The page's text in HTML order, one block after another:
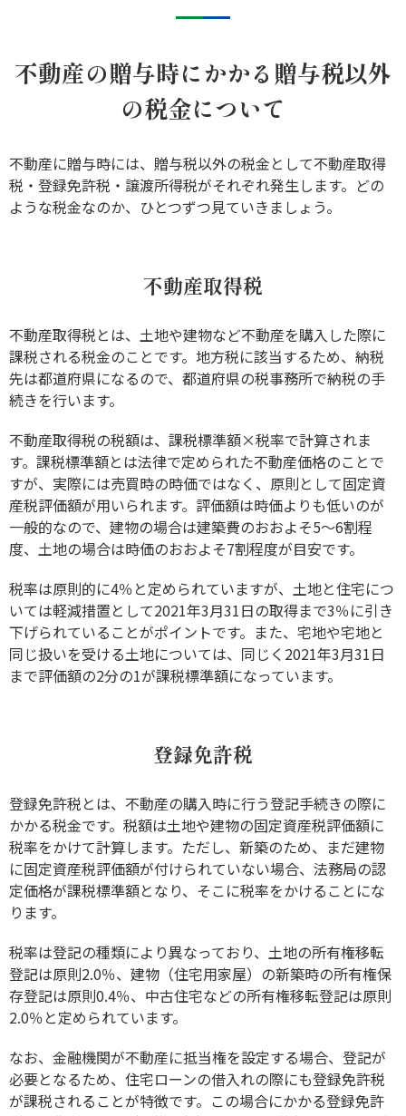
不動産の贈与時にかかる贈与税以外
の税金について
不動産に贈与時には、贈与税以外の税金として不動産取得
税・登録免許税・譲渡所得税がそれぞれ発生します。どの
ような税金なのか、ひとつずつ見ていきましょう。
不動産取得税
不動産取得税とは、土地や建物など不動産を購入した際に
課税される税金のことです。地方税に該当するため、納税
先は都道府県になるので、都道府県の税事務所で納税の手
続きを行います。
不動産取得税の税額は、課税標準額×税率で計算されま
す。課税標準額とは法律で定められた不動産価格のことで
すが、実際には売買時の時価ではなく、原則として固定資
産税評価額が用いられます。評価額は時価よりも低いのが
一般的なので、建物の場合は建築費のおおよそ5～6割程
度、土地の場合は時価のおおよそ7割程度が目安です。
税率は原則的に4％と定められていますが、土地と住宅につ
いては軽減措置として2021年3月31日の取得まで3％に引き
下げられていることがポイントです。また、宅地や宅地と
同じ扱いを受ける土地については、同じく2021年3月31日
まで評価額の2分の1が課税標準額になっています。
登録免許税
登録免許税とは、不動産の購入時に行う登記手続きの際に
かかる税金です。税額は土地や建物の固定資産税評価額に
税率をかけて計算します。ただし、新築のため、まだ建物
に固定資産税評価額が付けられていない場合、法務局の認
定価格が課税標準額となり、そこに税率をかけることにな
ります。
税率は登記の種類により異なっており、土地の所有権移転
登記は原則2.0％、建物（住宅用家屋）の新築時の所有権保
存登記は原則0.4％、中古住宅などの所有権移転登記は原則
2.0％と定められています。
なお、金融機関が不動産に抵当権を設定する場合、登記が
必要となるため、住宅ローンの借入れの際にも登録免許税
が課税されることが特徴です。この場合にかかる登録免許